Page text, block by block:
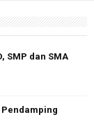
SMP dan SMA